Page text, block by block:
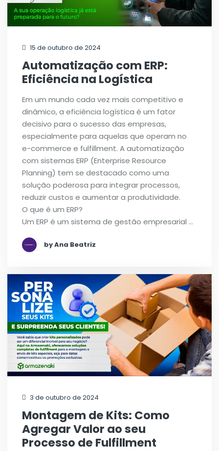
15 de outubro de 2024
Automatização com ERP:
Eficiência na Logística
Em um mundo cada vez mais competitivo e
dinâmico, a eficiência logística é um fator
decisivo para o sucesso das empresas,
especialmente para aquelas que operam no
e-commerce e fulfillment. A automatização
com sistemas ERP (Enterprise Resource
Planning) tem se destacado como uma
solução poderosa para integrar processos,
reduzir custos e aumentar a produtividade.
O que é um ERP?
Um ERP é um sistema de gestão empresarial …
by Ana Beatriz
3 de outubro de 2024
Montagem de Kits: Como
Agregar Valor ao seu
Processo de Fulfillment